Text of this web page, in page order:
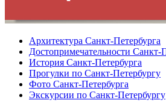
Архитектура Санкт-Петербурга
Достопримечательности Санкт-
История Санкт-Петербурга
Прогулки по Санкт-Петербургу
Фото Санкт-Петербурга
Экскурсии по Санкт-Петербургу